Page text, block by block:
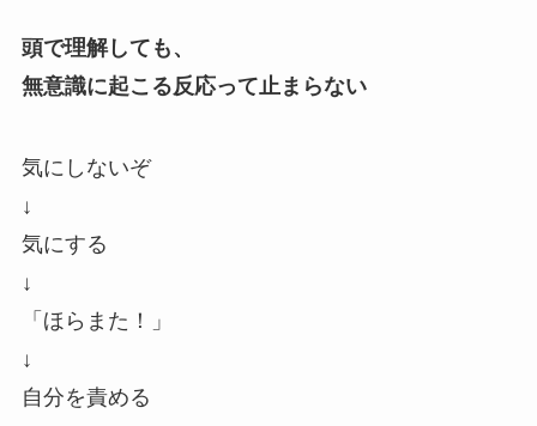
頭で理解しても、
無意識に起こる反応って止まらない
気にしないぞ
↓
気にする
↓
「ほらまた！」
↓
自分を責める